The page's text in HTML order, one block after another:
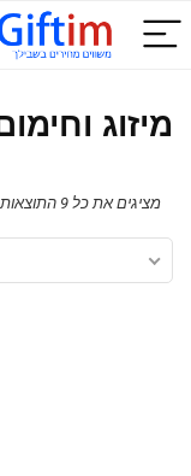
מיזוג
מציגים את כל ⁦9⁩ התוצאות